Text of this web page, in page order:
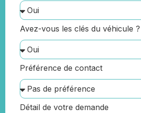
Avez-vous les clés du véhicule ?
Préférence de contact
Détail de votre demande